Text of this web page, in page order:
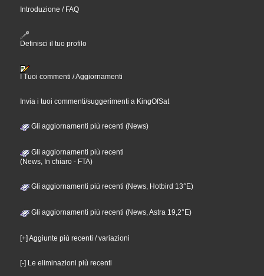
Introduzione / FAQ
Definisci il tuo profilo
I Tuoi commenti / Aggiornamenti
Invia i tuoi commenti/suggerimenti a KingOfSat
Gli aggiornamenti più recenti (News)
Gli aggiornamenti più recenti
(News, In chiaro - FTA)
Gli aggiornamenti più recenti (News, Hotbird 13°E)
Gli aggiornamenti più recenti (News, Astra 19,2°E)
[+] Aggiunte più recenti / variazioni
[-] Le eliminazioni più recenti